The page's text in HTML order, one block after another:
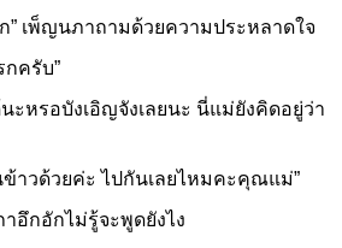
เพ็ญนภาถามด้วยความประหลาดใจ
ครับ”
หรอบังเอิญจังเลยนะ นี่แม่ยังคิดอยู่ว่า
ด้วยค่ะ ไปกันเลยไหมคะคุณแม่”
กอักไม่รู้จะพูดยังไง